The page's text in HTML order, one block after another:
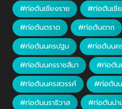
#ท่อตันเชียงราย
#ท่อตันเชี
#ท่อตันตราด
#ท่อตันตาก
#ท่อตันนครปฐม
#ท่อตันนค
#ท่อตันนครราชสีมา
#ท่อตัน
#ท่อตันนครสวรรค์
#ท่อตัน
#ท่อตันนราธิวาส
#ท่อตันน่า